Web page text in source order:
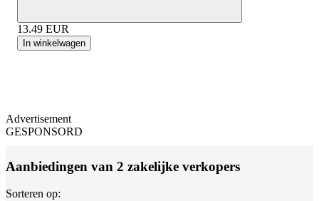
13.49 EUR
In winkelwagen
Advertisement
GESPONSORD
Aanbiedingen van 2 zakelijke verkopers
Sorteren op: